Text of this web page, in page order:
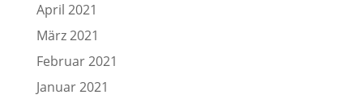
April 2021
März 2021
Februar 2021
Januar 2021